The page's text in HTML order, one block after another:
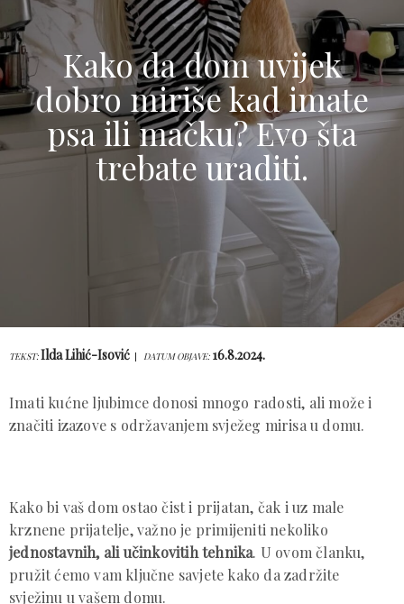
Kako da dom uvijek
dobro miriše kad imate
psa ili mačku? Evo šta
trebate uraditi.
TEKST:Ilda Lihić-Isović DATUM OBJAVE: 16.8.2024.
Imati kućne ljubimce donosi mnogo radosti, ali može i
značiti izazove s održavanjem svježeg mirisa u domu.
Kako bi vaš dom ostao čist i prijatan, čak i uz male
krznene prijatelje, važno je primijeniti nekoliko
jednostavnih, ali učinkovitih tehnika. U ovom članku,
pružit ćemo vam ključne savjete kako da zadržite
svježinu u vašem domu.